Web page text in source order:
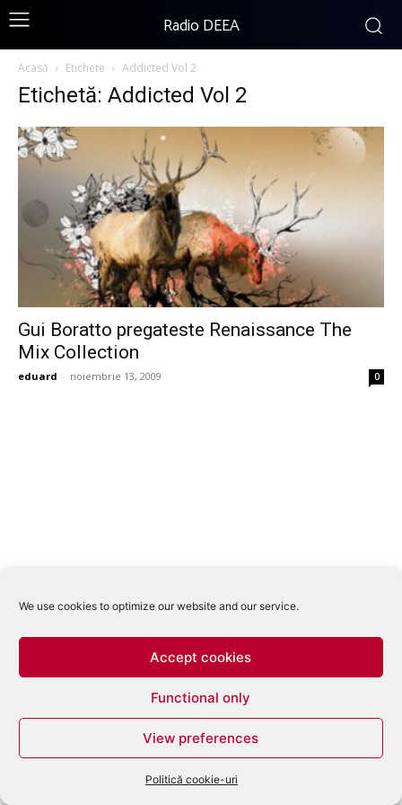
We use cookies to optimize our website and our service.
Accept cookies
Functional only
View preferences
Politică cookie-uri
Radio DEEA
Acasă Etichete Addicted Vol 2
Etichetă: Addicted Vol 2
Gui Boratto pregateste Renaissance The
Mix Collection
eduard - noiembrie 13, 2009 0